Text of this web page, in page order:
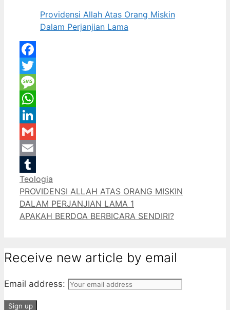
Providensi Allah Atas Orang Miskin
Dalam Perjanjian Lama
Facebook
Twitter
Message
WhatsApp
LinkedIn
Gmail
Email
Tumblr
Categories
Teologia
PROVIDENSI ALLAH ATAS ORANG MISKIN
DALAM PERJANJIAN LAMA 1
APAKAH BERDOA BERBICARA SENDIRI?
Receive new article by email
Email address: